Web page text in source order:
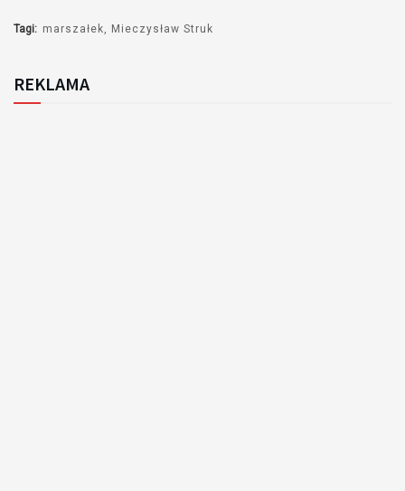
Tagi: marszałek Mieczysław Struk
REKLAMA